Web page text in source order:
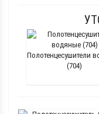
Полотенцесушители
(704)